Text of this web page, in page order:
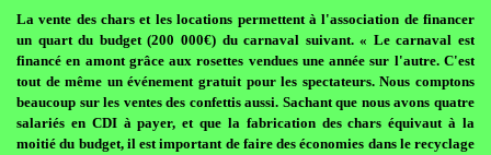
La vente des chars et les locations permettent à l'association de financer
un quart du budget (200 000€) du carnaval suivant. « Le carnaval est
financé en amont grâce aux rosettes vendues une année sur l'autre. C'est
tout de même un événement gratuit pour les spectateurs. Nous comptons
beaucoup sur les ventes des confettis aussi. Sachant que nous avons quatre
salariés en CDI à payer, et que la fabrication des chars équivaut à la
moitié du budget, il est important de faire des économies dans le recyclage